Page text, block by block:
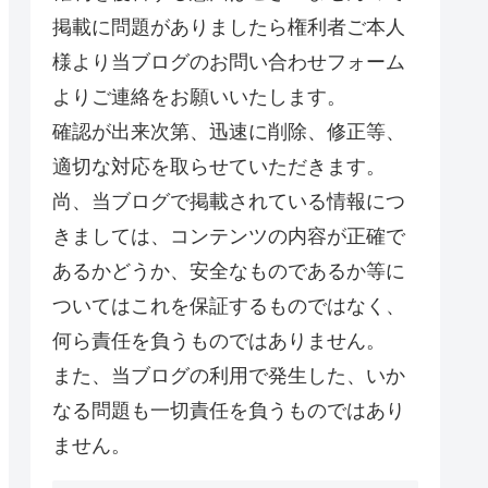
掲載に問題がありましたら権利者ご本人
様より当ブログのお問い合わせフォーム
よりご連絡をお願いいたします。
確認が出来次第、迅速に削除、修正等、
適切な対応を取らせていただきます。
尚、当ブログで掲載されている情報につ
きましては、コンテンツの内容が正確で
あるかどうか、安全なものであるか等に
ついてはこれを保証するものではなく、
何ら責任を負うものではありません。
また、当ブログの利用で発生した、いか
なる問題も一切責任を負うものではあり
ません。